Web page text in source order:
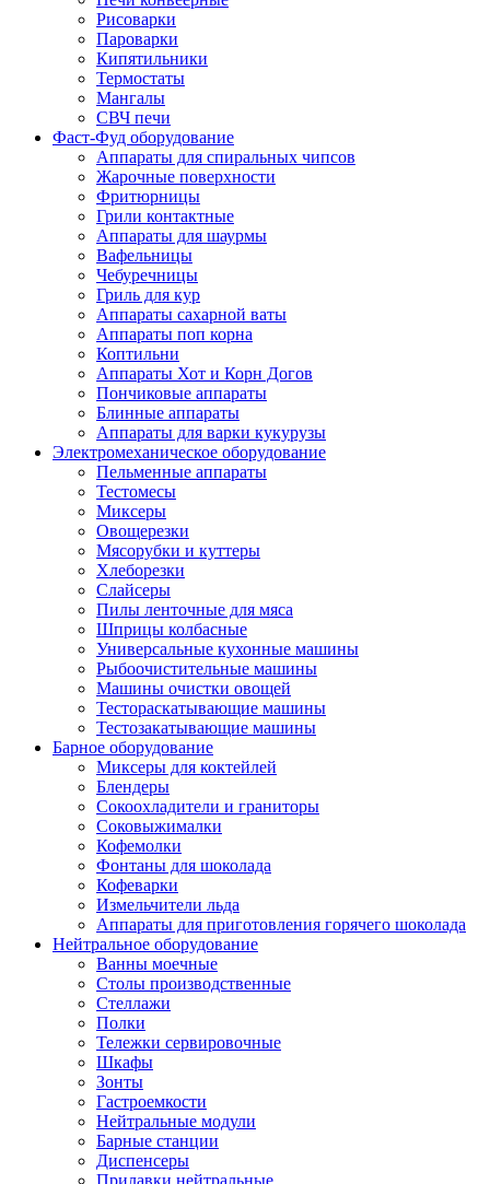
Рисоварки
Пароварки
Кипятильники
Термостаты
Мангалы
СВЧ печи
Фаст-Фуд оборудование
Аппараты для спиральных чипсов
Жарочные поверхности
Фритюрницы
Грили контактные
Аппараты для шаурмы
Вафельницы
Чебуречницы
Гриль для кур
Аппараты сахарной ваты
Аппараты поп корна
Коптильни
Аппараты Хот и Корн Догов
Пончиковые аппараты
Блинные аппараты
Аппараты для варки кукурузы
Электромеханическое оборудование
Пельменные аппараты
Тестомесы
Миксеры
Овощерезки
Мясорубки и куттеры
Хлеборезки
Слайсеры
Пилы ленточные для мяса
Шприцы колбасные
Универсальные кухонные машины
Рыбоочистительные машины
Машины очистки овощей
Тестораскатывающие машины
Тестозакатывающие машины
Барное оборудование
Миксеры для коктейлей
Блендеры
Сокоохладители и граниторы
Соковыжималки
Кофемолки
Фонтаны для шоколада
Кофеварки
Измельчители льда
Аппараты для приготовления горячего шоколада
Нейтральное оборудование
Ванны моечные
Столы производственные
Стеллажи
Полки
Тележки сервировочные
Шкафы
Зонты
Гастроемкости
Нейтральные модули
Барные станции
Диспенсеры
Прилавки нейтральные